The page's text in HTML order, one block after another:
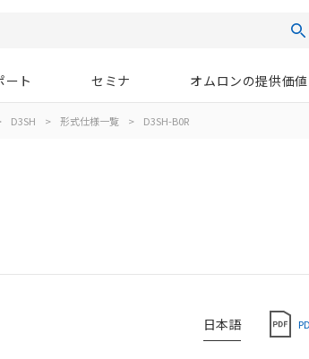
ート セミナ オムロンの提供価値
D3SH > 形式仕様一覧 > D3SH-B0R
日本語